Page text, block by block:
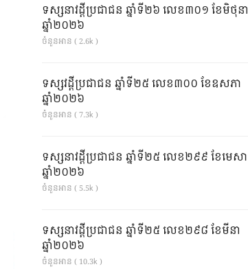
ទស្សនាវដ្ដីប្រជាជន ឆ្នាំទី២៦ លេខ៣០១ ខែមិថុនា
ឆ្នាំ២០២៦
ចំនួនអាន ( 2.6k )
ទស្សវដ្តីប្រជាជន ឆ្នាំទី២៥ លេខ៣០០ ខែឧសភា
ឆ្នាំ២០២៦
ចំនួនអាន ( 7.3k )
ទស្សនាវដ្ដីប្រជាជន ឆ្នាំទី២៥ លេខ២៩៩ ខែមេសា
ឆ្នាំ២០២៦
ចំនួនអាន ( 5.5k )
ទស្សនាវដ្ដីប្រជាជន ឆ្នាំទី២៥ លេខ២៩៨ ខែមីនា
ឆ្នាំ២០២៦
ចំនួនអាន ( 10.3k )